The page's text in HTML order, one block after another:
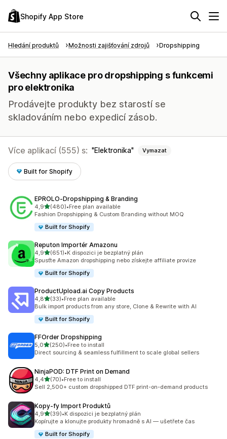
Shopify App Store
Hledání produktů Možnosti zajišťování zdrojů Dropshipping
Všechny aplikace pro dropshipping s funkcemi
pro elektronika
Prodávejte produkty bez starostí se
skladováním nebo expedicí zásob.
Více aplikací (555) s: Elektronika Vymazat
Built for Shopify
EPROLO‑Dropshipping & Branding
4,9z 5 hvězd
(480)
Celkový počet recenzí: 480
•Free plan available
Fashion Dropshipping & Custom Branding without MOQ
Built for Shopify
Reputon Importér Amazonu
4,9z 5 hvězd
(651)
Celkový počet recenzí: 651
•K dispozici je bezplatný plán
Spusťte Amazon dropshipping nebo získejte affiliate provize
Built for Shopify
ProductUpload.ai Copy Products
4,8z 5 hvězd
(33)
Celkový počet recenzí: 33
•Free plan available
Bulk import products from any store, Clone & Rewrite with AI
Built for Shopify
FFOrder Dropshipping
5,0z 5 hvězd
(250)
Celkový počet recenzí: 250
•Free to install
Direct sourcing & seamless fulfillment to scale global sellers
NinjaPOD: DTF Print on Demand
4,4z 5 hvězd
(70)
Celkový počet recenzí: 70
•Free to install
Sell 2,500+ custom dropshipped DTF print-on-demand products
Kopy‑fy Import Produktů
4,9z 5 hvězd
(39)
Celkový počet recenzí: 39
•K dispozici je bezplatný plán
Kopírujte a klonujte produkty hromadně s AI — ušetřete čas
Built for Shopify